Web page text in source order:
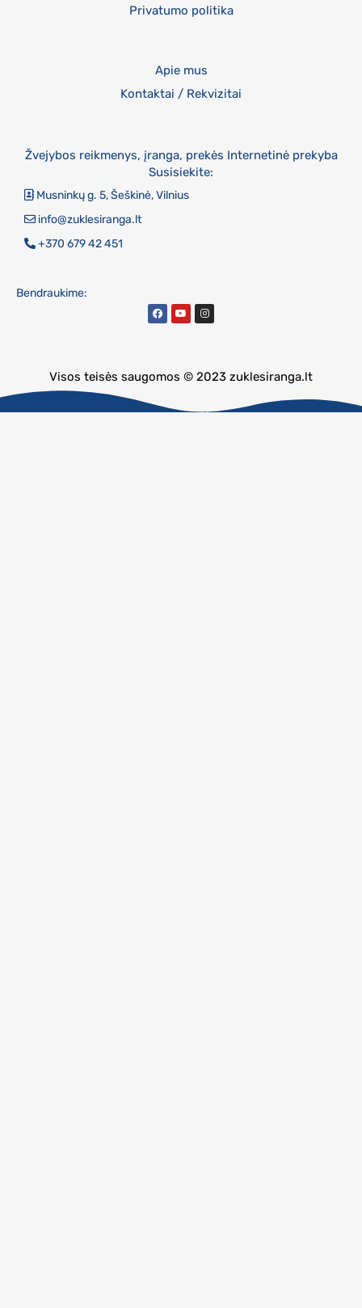
Privatumo politika
Apie mus
Kontaktai / Rekvizitai
Žvejybos reikmenys, įranga, prekės Internetinė prekyba
Susisiekite:
Musninkų g. 5, Šeškinė, Vilnius
info@zuklesiranga.lt
+370 679 42 451
Bendraukime:
Visos teisės saugomos © 2023 zuklesiranga.lt